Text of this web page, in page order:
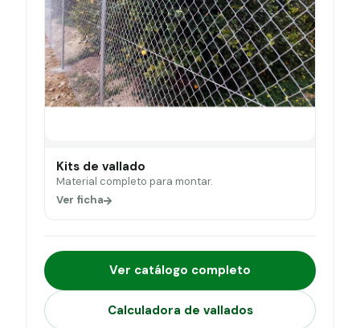
Kits de vallado
Material completo para montar.
Ver ficha
Ver catálogo completo
Calculadora de vallados